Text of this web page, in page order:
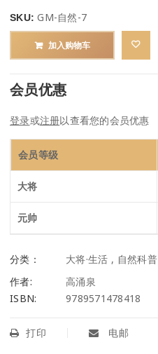
SKU:GM-自然-7
加入购物车
会员优惠
登录或注册以查看您的会员优惠
会员等级
大将
元帅
分类： 大将·生活 , 自然科普
作者:
高涌泉
ISBN:
9789571478418
打印 电邮